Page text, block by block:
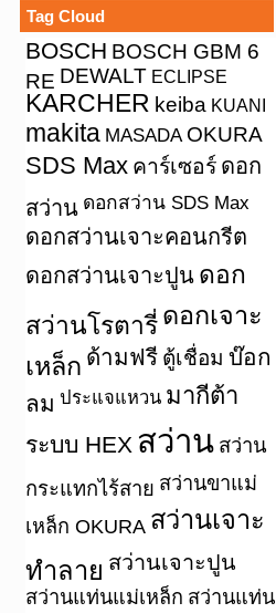
Tag Cloud
BOSCH BOSCH GBM 6
RE DEWALT ECLIPSE
KARCHER keiba KUANI
makita MASADA OKURA
SDS Max คาร์เซอร์ ดอก
สว่าน ดอกสว่าน SDS Max
ดอกสว่านเจาะคอนกรีต
ดอกสว่านเจาะปูน ดอก
สว่านโรตารี่ ดอกเจาะ
เหล็ก ด้ามฟรี ตู้เชื่อม บ๊อก
ลม ประแจแหวน มากีต้า
ระบบ HEX สว่าน สว่าน
กระแทกไร้สาย สว่านขาแม่
เหล็ก OKURA สว่านเจาะ
ทำลาย สว่านเจาะปูน
สว่านแท่นแม่เหล็ก สว่านแท่น